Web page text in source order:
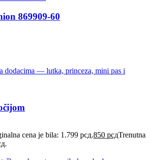
869909-60
cena je bila: 1.799 рсд.850 рсдTrenutna